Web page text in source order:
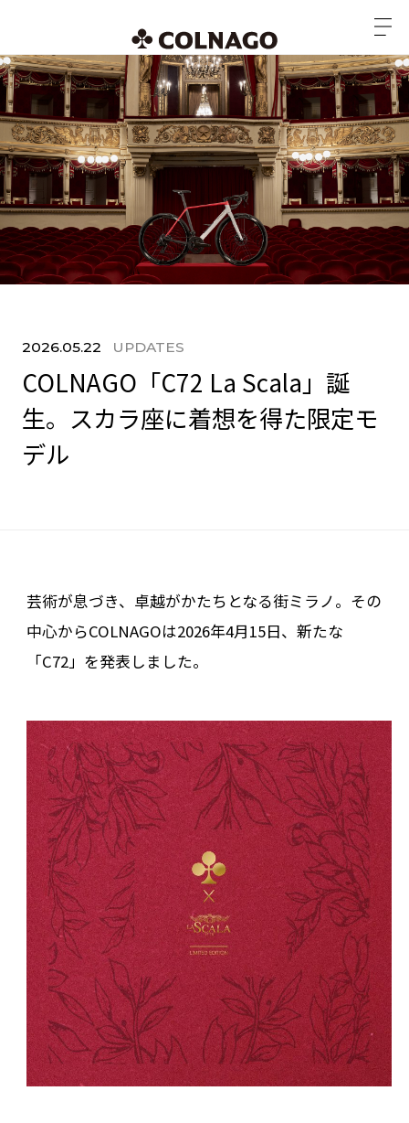
2026.05.22 UPDATES
COLNAGO「C72 La Scala」誕
生。スカラ座に着想を得た限定モ
デル
芸術が息づき、卓越がかたちとなる街――ミラノ。その
中心からCOLNAGOは2026年4月15日、新たな
「C72」を発表しました。